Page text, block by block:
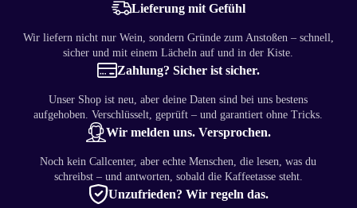
Lieferung mit Gefühl
Wir liefern nicht nur Wein, sondern Gründe zum Anstoßen – schnell,
sicher und mit einem Lächeln auf und in der Kiste.
Zahlung? Sicher ist sicher.
Unser Shop ist neu, aber deine Daten sind bei uns bestens
aufgehoben. Verschlüsselt, geprüft – und garantiert ohne Tricks.
Wir melden uns. Versprochen.
Noch kein Callcenter, aber echte Menschen, die lesen, was du
schreibst – und antworten, sobald die Kaffeetasse steht.
Unzufrieden? Wir regeln das.